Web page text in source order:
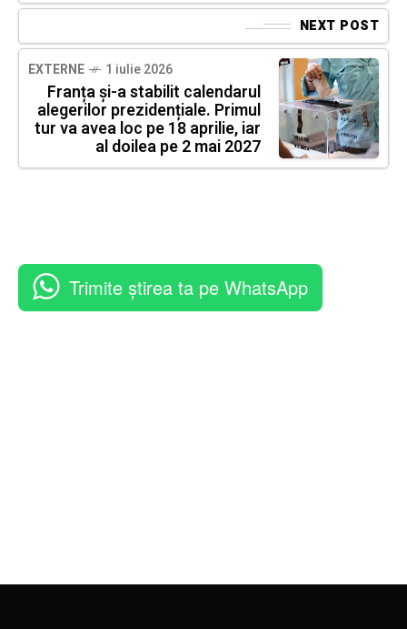
NEXT POST
EXTERNE 1 iulie 2026
Franța și-a stabilit calendarul
alegerilor prezidențiale. Primul
tur va avea loc pe 18 aprilie, iar
al doilea pe 2 mai 2027
Trimite știrea ta pe WhatsApp